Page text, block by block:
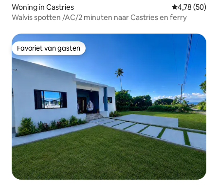
Woning in Castries Gemiddelde
4,78 (50)
Walvis spotten /AC/2 minuten naar Castries en ferry
Favoriet van gasten
Favoriet van gasten